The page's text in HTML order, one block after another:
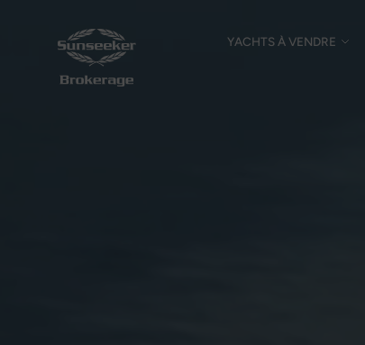
YACHTS À VENDRE